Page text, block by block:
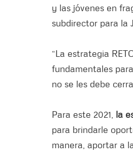
y las jóvenes en
subdirector para la
“La estrategia
fundamentales
no se les debe
Para este 2021, la
para brindarle
manera, aportar a